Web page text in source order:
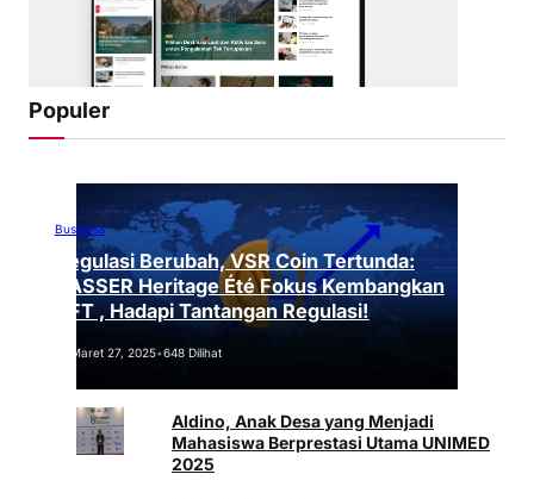
Populer
Business
Regulasi Berubah, VSR Coin Tertunda:
VASSER Heritage Été Fokus Kembangkan
NFT , Hadapi Tantangan Regulasi!
Maret 27, 2025•648 Dilihat
Aldino, Anak Desa yang Menjadi
Mahasiswa Berprestasi Utama UNIMED
2025